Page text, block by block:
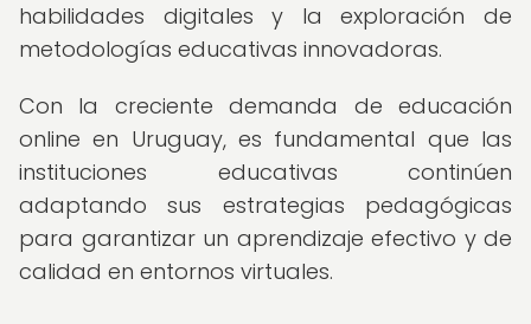
habilidades digitales y la exploración de
metodologías educativas innovadoras.
Con la creciente demanda de educación
online en Uruguay, es fundamental que las
instituciones educativas continúen
adaptando sus estrategias pedagógicas
para garantizar un aprendizaje efectivo y de
calidad en entornos virtuales.